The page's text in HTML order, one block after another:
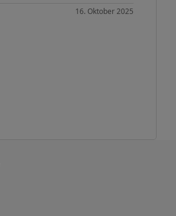
16. Oktober 2025